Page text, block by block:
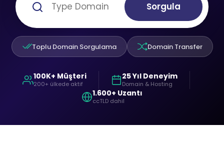
Sorgula
Toplu Domain Sorgulama Domain Transfer
100K+ Müşteri
200+ ülkede aktif
25 Yıl Deneyim
Domain & Hosting
1.600+ Uzantı
ccTLD dahil